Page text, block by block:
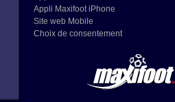
Appli Maxifoot iPhone
Site web Mobile
Choix de consentement